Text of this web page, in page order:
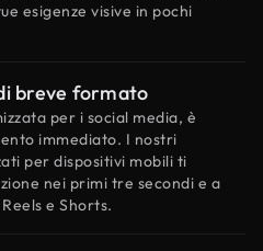
esigenze visive in pochi
breve formato
per i social media, è
immediato. I nostri
per dispositivi mobili ti
nei primi tre secondi e a
e Shorts.